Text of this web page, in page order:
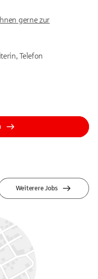
gerne zur
Telefon
Weiterere Jobs